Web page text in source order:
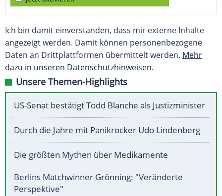
Ich bin damit einverstanden, dass mir externe Inhalte
angezeigt werden. Damit können personenbezogene
Daten an Drittplattformen übermittelt werden. Mehr
dazu in unseren Datenschutzhinweisen.
Unsere Themen-Highlights
US-Senat bestätigt Todd Blanche als Justizminister
Durch die Jahre mit Panikrocker Udo Lindenberg
Die größten Mythen über Medikamente
Berlins Matchwinner Grönning: "Veränderte
Perspektive"